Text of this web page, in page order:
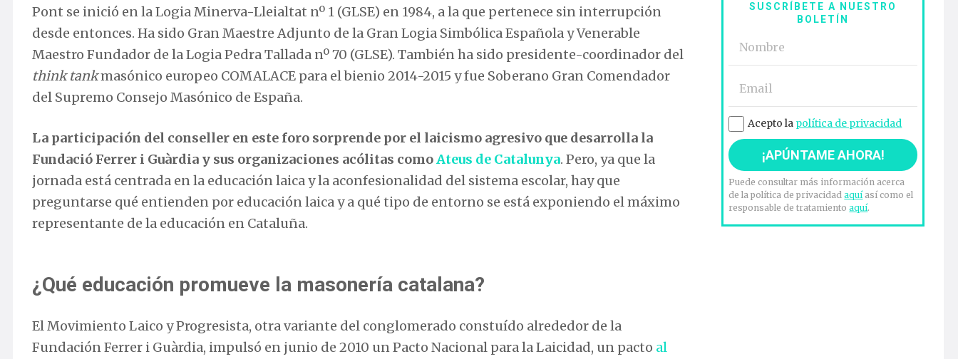
Pont se inició en la Logia Minerva-Lleialtat nº 1 (GLSE) en 1984, a la que pertenece sin interrupción
desde entonces. Ha sido Gran Maestre Adjunto de la Gran Logia Simbólica Española y Venerable
Maestro Fundador de la Logia Pedra Tallada nº 70 (GLSE). También ha sido presidente-coordinador del
think tankmasónico europeo COMALACE para el bienio 2014-2015 y fue Soberano Gran Comendador
del Supremo Consejo Masónico de España.
La participación del conseller en este foro sorprende por el laicismo agresivo que desarrolla la
Fundació Ferrer i Guàrdia y sus organizaciones acólitas comoAteus de Catalunya. Pero, ya que la
jornada está centrada en la educación laica y la aconfesionalidad del sistema escolar, hay que
preguntarse qué entienden por educación laica y a qué tipo de entorno se está exponiendo el máximo
representante de la educación en Cataluña.
¿Qué educación promueve la masonería catalana?
El Movimiento Laico y Progresista, otra variante del conglomerado constuído alrededor de la
Fundación Ferrer i Guàrdia, impulsó en junio de 2010 un Pacto Nacional para la Laicidad, un pacto al
SUSCRÍBETE A NUESTRO
BOLETÍN
Acepto la política de privacidad
Puede consultar más información acerca
de la política de privacidadaquíasí como el
responsable de tratamientoaquí.